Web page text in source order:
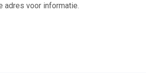
adres voor informatie.